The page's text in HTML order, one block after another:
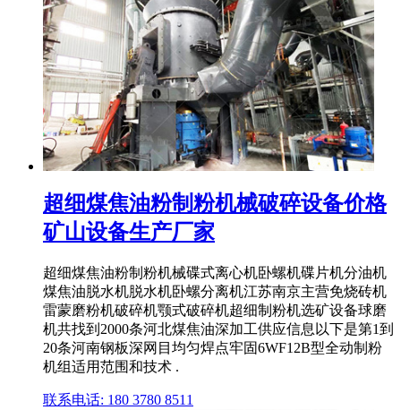
超细煤焦油粉制粉机械破碎设备价格
矿山设备生产厂家
超细煤焦油粉制粉机械碟式离心机卧螺机碟片机分油机
煤焦油脱水机脱水机卧螺分离机江苏南京主营免烧砖机
雷蒙磨粉机破碎机颚式破碎机超细制粉机选矿设备球磨
机共找到2000条河北煤焦油深加工供应信息以下是第1到
20条河南钢板深网目均匀焊点牢固6WF12B型全动制粉
机组适用范围和技术 .
联系电话: 180 3780 8511